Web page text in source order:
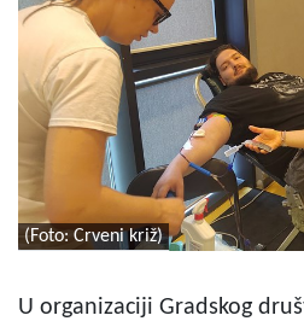
(Foto: Crveni križ)
U organizaciji Gradskog